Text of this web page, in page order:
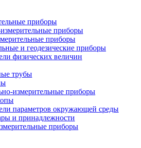
приборы
приборы
приборы
и геодезические приборы
физических величин
трубы
измерительные приборы
параметров окружающей среды
и принадлежности
приборы